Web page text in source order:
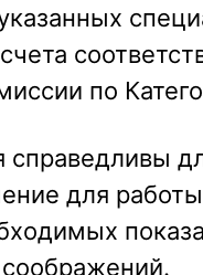
по
для